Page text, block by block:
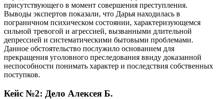
присутствующего в момент совершения преступления.
Выводы экспертов показали, что Дарья находилась в
пограничном психическом состоянии, характеризующемся
сильной тревогой и агрессией, вызванными длительной
депрессией и систематическими бытовыми проблемами.
Данное обстоятельство послужило основанием для
прекращения уголовного преследования ввиду доказанной
неспособности понимать характер и последствия собственных
поступков.
Кейс №2: Дело Алексея Б.